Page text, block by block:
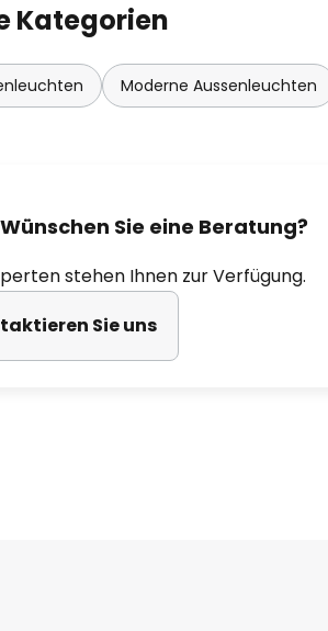
Kategorien
Moderne Aussenleuchten
Wünschen Sie eine Beratung?
stehen Ihnen zur Verfügung.
Sie uns